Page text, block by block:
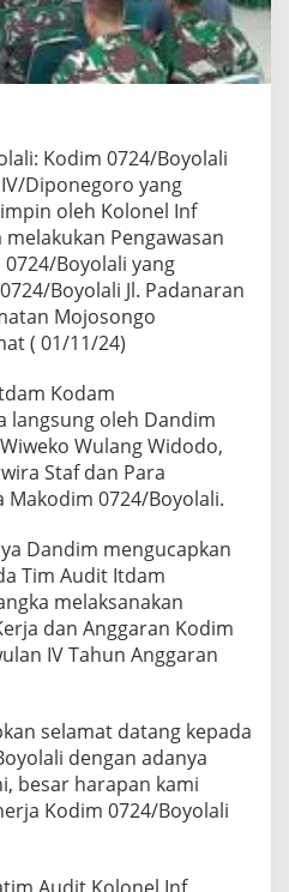
Kodim 0724/Boyolali
Diponegoro yang
oleh Kolonel Inf
Pengawasan
Boyolali yang
Boyolali Jl. Padanaran
Mojosongo
( 01/11/24)
Kodam
langsung oleh Dandim
Wulang Widodo,
Staf dan Para
0724/Boyolali.
Dandim mengucapkan
Tim Audit Itdam
melaksanakan
dan Anggaran Kodim
IV Tahun Anggaran
selamat datang kepada
dengan adanya
besar harapan kami
Kodim 0724/Boyolali